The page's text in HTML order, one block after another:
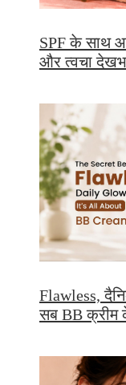
SPF के साथ
और त्वचा
Flawless,
सब BB क्रीम